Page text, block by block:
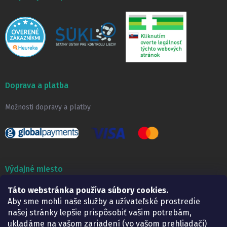
Táto webstránka používa súbory cookies.
Aby sme mohli naše služby a užívateľské prostredie
našej stránky lepšie prispôsobiť vašim potrebám,
ukladáme na vašom zariadení (vo vašom prehliadači)
Doprava a platba
Možnosti dopravy a platby
Výdajné miesto
Lekáreň ADONAI
Košice – Smetanova 2
Pondelok:
07.30 – 15.30 h.
Utorok:
07.30 – 16.00 h.